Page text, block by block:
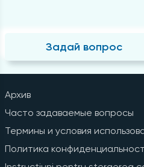
Задай вопрос
Архив
Часто задаваемые вопросы
Термины и условия
Политика